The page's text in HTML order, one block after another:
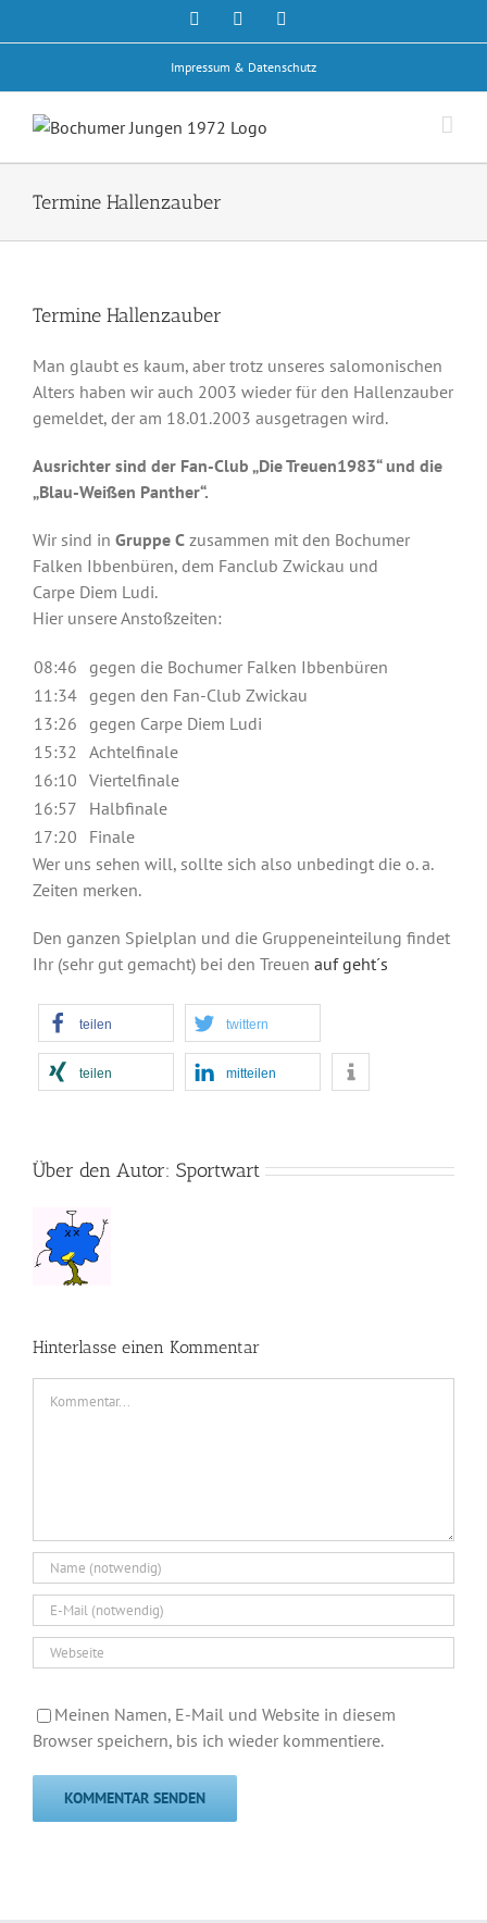
Inhalt
Facebook
Impressum & Datenschutz
Termine Hallenzauber
Termine Hallenzauber
Man glaubt es kaum, aber trotz unseres salomonischen
Alters haben wir auch 2003 wieder für den Hallenzauber
gemeldet, der am 18.01.2003 ausgetragen wird.
Ausrichter sind der Fan-Club „Die Treuen1983“ und die
„Blau-Weißen Panther“.
Wir sind in Gruppe C zusammen mit den Bochumer
Falken Ibbenbüren, dem Fanclub Zwickau und
Carpe Diem Ludi.
Hier unsere Anstoßzeiten:
08:46 gegen die Bochumer Falken Ibbenbüren
11:34 gegen den Fan-Club Zwickau
13:26 gegen Carpe Diem Ludi
15:32
Achtelfinale
16:10 Viertelfinale
16:57
Halbfinale
17:20
Finale
Wer uns sehen will, sollte sich also unbedingt die o. a.
Zeiten merken.
Den ganzen Spielplan und die Gruppeneinteilung findet
Ihr (sehr gut gemacht) bei den Treuen auf geht´s
teilen twittern
teilen mitteilen
Über den Autor: Sportwart
Hinterlasse einen Kommentar
Meinen Namen, E-Mail und Website in diesem
Browser speichern, bis ich wieder kommentiere.